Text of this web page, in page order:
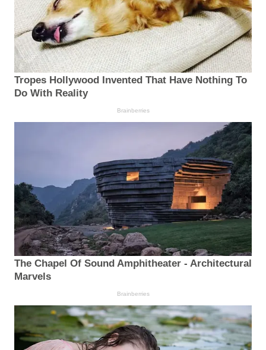
Tropes Hollywood Invented That Have Nothing To
Do With Reality
Brainberries
The Chapel Of Sound Amphitheater - Architectural
Marvels
Brainberries